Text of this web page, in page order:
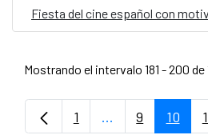
Mostrando el intervalo 181 - 200
Página
1 ...PáginasPágina
9 10